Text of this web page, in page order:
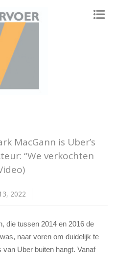
MacGann is Uber’s
“We verkochten
2022
die tussen 2014 en 2016 de
naar voren om duidelijk te
Uber buiten hangt. Vanaf